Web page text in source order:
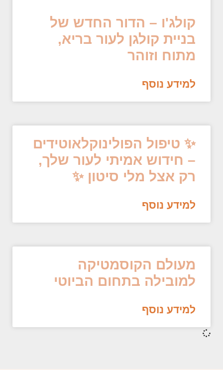
קולג'ו – הדור החדש של
בניית קולגן לעור בריא,
מתוח וזוהר
למידע נוסף
✨ טיפול הפולינוקלאוטידים
– חידוש אמיתי לעור שלך,
רק אצל מלי סיטון ✨
למידע נוסף
מעולם הקוסמטיקה
למובילה בתחום הביוטי
למידע נוסף